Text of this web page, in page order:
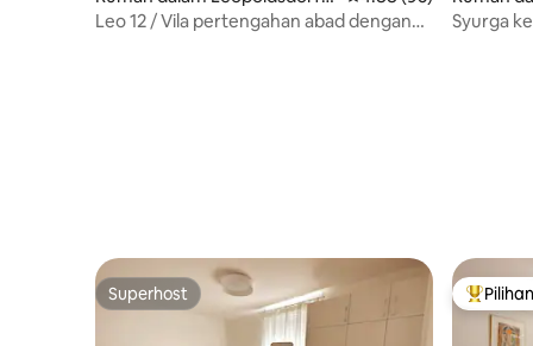
ei Wien
Leo 12 / Vila pertengahan abad dengan
Wien
Syurga
Superhost
Superhost Pilihan